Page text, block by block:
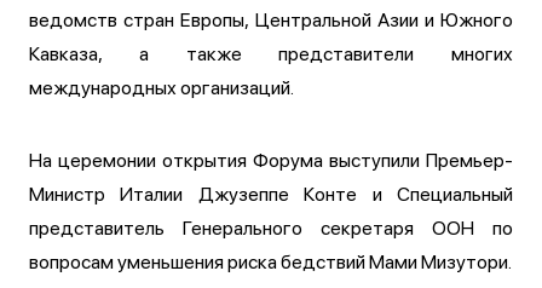
ведомств стран Европы, Центральной Азии и Южного
Кавказа, а также представители многих
международных организаций.
На церемонии открытия Форума выступили Премьер-
Министр Италии Джузеппе Конте и Специальный
представитель Генерального секретаря ООН по
вопросам уменьшения риска бедствий Мами Мизутори.